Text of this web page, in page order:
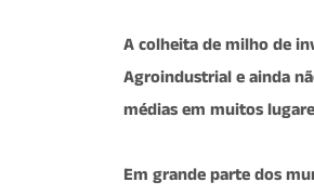
A colheita de milho de
Agroindustrial e ainda
médias em muitos
Em grande parte dos